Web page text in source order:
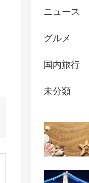
ニュース
グルメ
国内旅行
未分類